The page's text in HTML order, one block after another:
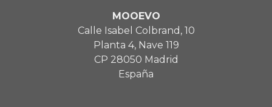
MOOEVO
Calle Isabel Colbrand, 10
Planta 4, Nave 119
CP 28050 Madrid
España